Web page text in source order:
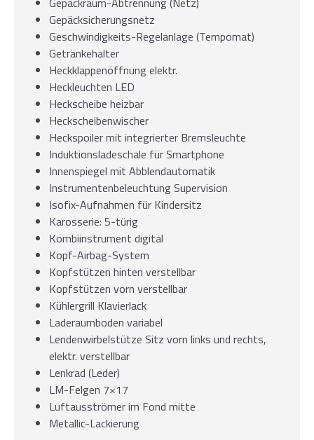
Gepäcksicherungsnetz
Geschwindigkeits-Regelanlage (Tempomat)
Getränkehalter
Heckklappenöffnung elektr.
Heckleuchten LED
Heckscheibe heizbar
Heckscheibenwischer
Heckspoiler mit integrierter Bremsleuchte
Induktionsladeschale für Smartphone
Innenspiegel mit Abblendautomatik
Instrumentenbeleuchtung Supervision
Isofix-Aufnahmen für Kindersitz
Karosserie: 5-türig
Kombiinstrument digital
Kopf-Airbag-System
Kopfstützen hinten verstellbar
Kopfstützen vorn verstellbar
Kühlergrill Klavierlack
Laderaumboden variabel
Lendenwirbelstütze Sitz vorn links und rechts,
elektr. verstellbar
Lenkrad (Leder)
LM-Felgen 7×17
Luftausströmer im Fond mitte
Metallic-Lackierung